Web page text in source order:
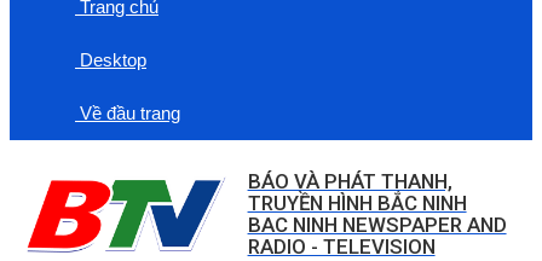
Trang chủ
Desktop
Về đầu trang
BÁO VÀ PHÁT THANH,
TRUYỀN HÌNH BẮC NINH
BAC NINH NEWSPAPER AND
RADIO - TELEVISION